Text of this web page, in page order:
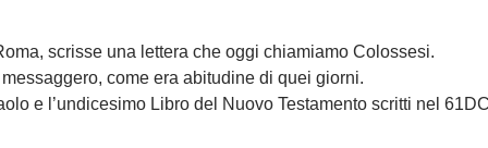
scrisse una lettera che oggi chiamiamo Colossesi.
come era abitudine di quei giorni.
e l’undicesimo Libro del Nuovo Testamento scritti nel